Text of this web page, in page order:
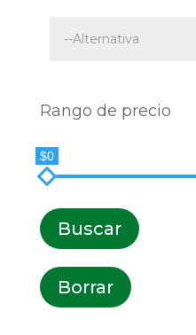
Rango de precio
$0
Buscar
Borrar